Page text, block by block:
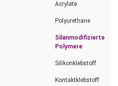
Acrylate
Polyurethane
Silanmodifizierte
Polymere
Silikonklebstoff
Kontaktklebstoff